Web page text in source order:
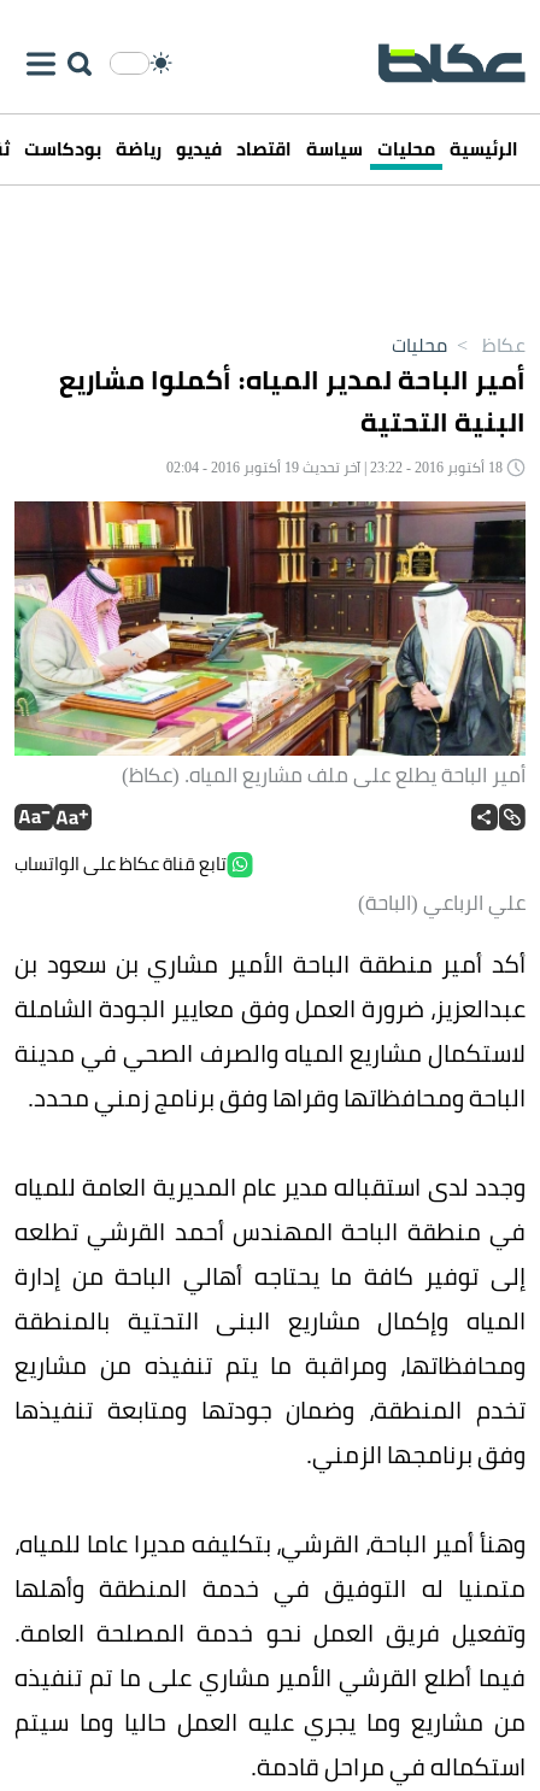
الرئيسية محليات سياسة اقتصاد فيديو رياضة بودكاست
عكاظ > محليات
أمير الباحة لمدير المياه: أكملوا مشاريع
البنية التحتية
أمير الباحة يطلع على ملف مشاريع المياه. (عكاظ)
تابع قناة عكاظ على الواتساب
علي الرباعي (الباحة)
أكد أمير منطقة الباحة الأمير مشاري بن سعود بن
عبدالعزيز، ضرورة العمل وفق معايير الجودة الشاملة
لاستكمال مشاريع المياه والصرف الصحي في مدينة
الباحة ومحافظاتها وقراها وفق برنامج زمني محدد.
وجدد لدى استقباله مدير عام المديرية العامة للمياه
في منطقة الباحة المهندس أحمد القرشي تطلعه
إلى توفير كافة ما يحتاجه أهالي الباحة من إدارة
المياه وإكمال مشاريع البنى التحتية بالمنطقة
ومحافظاتها، ومراقبة ما يتم تنفيذه من مشاريع
تخدم المنطقة، وضمان جودتها ومتابعة تنفيذها
وفق برنامجها الزمني.
وهنأ أمير الباحة، القرشي، بتكليفه مديرا عاما للمياه،
متمنيا له التوفيق في خدمة المنطقة وأهلها
وتفعيل فريق العمل نحو خدمة المصلحة العامة.
فيما أطلع القرشي الأمير مشاري على ما تم تنفيذه
من مشاريع وما يجري عليه العمل حاليا وما سيتم
استكماله في مراحل قادمة.